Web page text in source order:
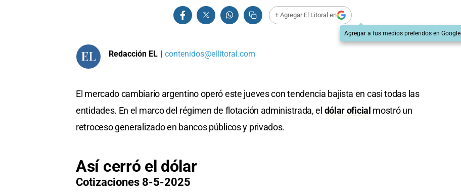
+ Agregar El Litoral en
Agregar a tus medios preferidos en Google
Redacción EL | contenidos@ellitoral.com
El mercado cambiario argentino operó este jueves con tendencia bajista en casi todas las
entidades. En el marco del régimen de flotación administrada, el dólar oficial mostró un
retroceso generalizado en bancos públicos y privados.
Así cerró el dólar